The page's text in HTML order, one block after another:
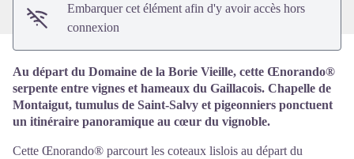
Embarquer cet élément afin d'y avoir accès hors
connexion
Au départ du Domaine de la Borie Vieille, cette Œnorando®
serpente entre vignes et hameaux du Gaillacois. Chapelle de
Montaigut, tumulus de Saint-Salvy et pigeonniers ponctuent
un itinéraire panoramique au cœur du vignoble.
Cette Œnorando® parcourt les coteaux lislois au départ du